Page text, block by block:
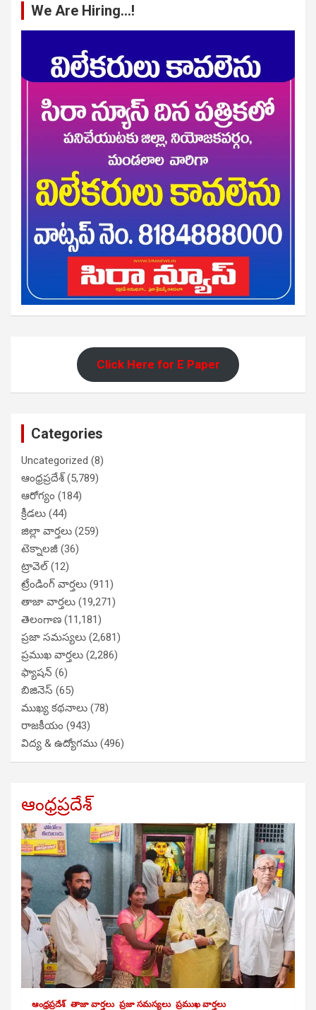
We Are Hiring…!
Click Here for E Paper
Categories
Uncategorized (8)
ఆంధ్రప్రదేశ్(5,789)
ఆరోగ్యం (184)
క్రీడలు (44)
జిల్లా వార్తలు (259)
టెక్నాలజీ (36)
ట్రావెల్(12)
ట్రేండింగ్ వార్తలు (911)
తాజా వార్తలు (19,271)
తెలంగాణ (11,181)
ప్రజా సమస్యలు (2,681)
ప్రముఖ వార్తలు (2,286)
ఫ్యాషన్ (6)
బిజినెస్ (65)
ముఖ్య కథనాలు (78)
రాజకీయం (943)
విద్య & ఉద్యోగము (496)
ఆంధ్రప్రదేశ్
ఆంధ్రప్రదేశ్ తాజా వార్తలు ప్రజా సమస్యలు ప్రముఖ వార్తలు